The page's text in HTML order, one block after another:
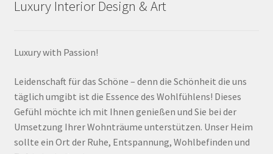
Luxury Interior Design & Art
Luxury with Passion!
Leidenschaft für das Schöne – denn die Schönheit die uns
täglich umgibt ist die Essence des Wohlfühlens! Dieses
Gefühl möchte ich mit Ihnen genießen und Sie bei der
Umsetzung Ihrer Wohnträume unterstützen. Unser Heim
sollte ein Ort der Ruhe, Entspannung, Wohlbefinden und